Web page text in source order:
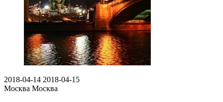
2018-04-14 2018-04-15
Москва Москва